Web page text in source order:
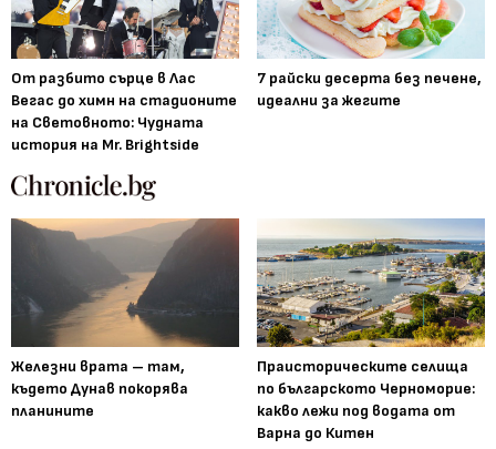
От разбито сърце в Лас
Вегас до химн на стадионите
на Световното: Чудната
история на Mr. Brightside
7 райски десерта без печене,
идеални за жегите
Железни врата – там,
където Дунав покорява
планините
Праисторическите селища
по българското Черноморие:
какво лежи под водата от
Варна до Китен